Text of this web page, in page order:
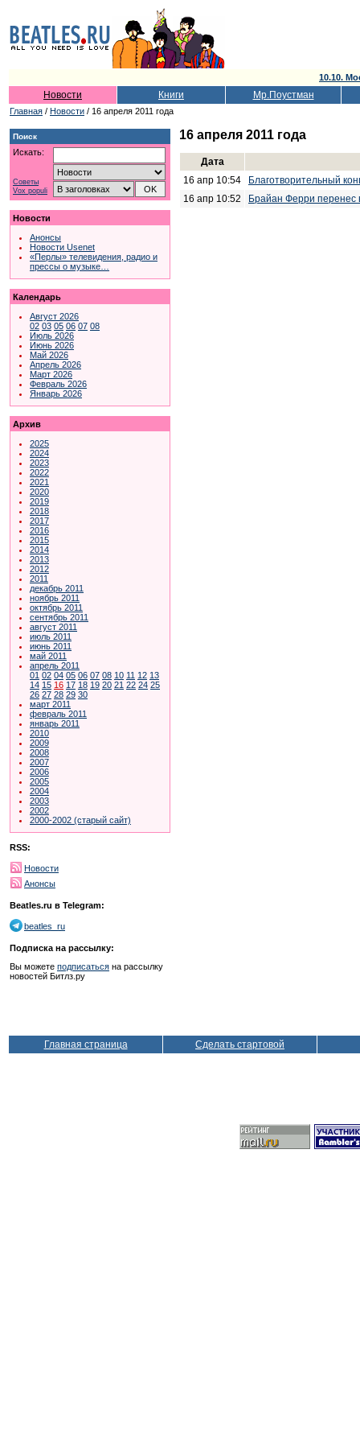
10.10.
Новости Книги Мр.Поустман
Главная / Новости / 16 апреля 2011 года
Поиск
Искать:
Советы
Vox populi
Новости
Анонсы
Новости Usenet
«Перлы» телевидения, радио и
прессы о музыке…
Календарь
Август 2026
02 03 05 06 07 08
Июль 2026
Июнь 2026
Май 2026
Апрель 2026
Март 2026
Февраль 2026
Январь 2026
Архив
2025
2024
2023
2022
2021
2020
2019
2018
2017
2016
2015
2014
2013
2012
2011
декабрь 2011
ноябрь 2011
октябрь 2011
сентябрь 2011
август 2011
июль 2011
июнь 2011
май 2011
апрель 2011
01 02 04 05 06 07 08 10 11 12 13
14 15 16 17 18 19 20 21 22 24 25
26 27 28 29 30
март 2011
февраль 2011
январь 2011
2010
2009
2008
2007
2006
2005
2004
2003
2002
2000-2002 (старый сайт)
RSS:
Новости
Анонсы
Beatles.ru в Telegram:
beatles_ru
Подписка на рассылку:
Вы можете подписаться на рассылку
новостей Битлз.ру
16 апреля 2011 года
Дата
16 апр 10:54
Благотворительный
16 апр 10:52
Брайан Ферри перенес
Главная страница Сделать стартовой